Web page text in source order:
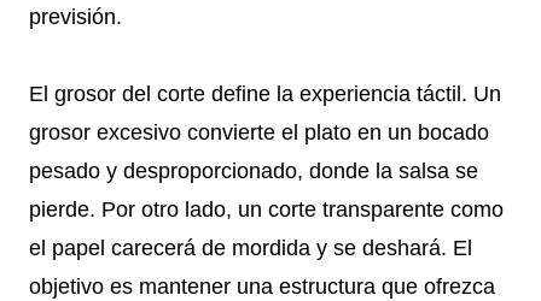
previsión.
El grosor del corte define la experiencia táctil. Un
grosor excesivo convierte el plato en un bocado
pesado y desproporcionado, donde la salsa se
pierde. Por otro lado, un corte transparente como
el papel carecerá de mordida y se deshará. El
objetivo es mantener una estructura que ofrezca